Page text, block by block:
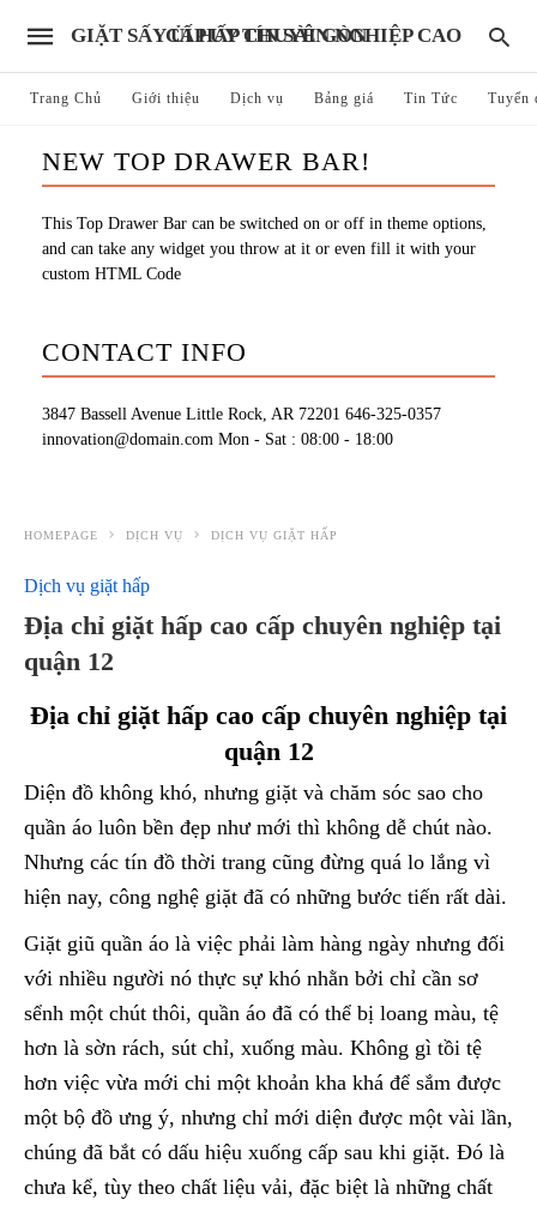
GIẶT SẤY ỦI HẤP CHUYÊN NGHIỆP CAO CẤP UY TÍN SÀI GÒN
Trang Chủ Giới thiệu Dịch vụ Bảng giá Tin Tức Tuyển
NEW TOP DRAWER BAR!
This Top Drawer Bar can be switched on or off in theme options,
and can take any widget you throw at it or even fill it with your
custom HTML Code
CONTACT INFO
3847 Bassell Avenue Little Rock, AR 72201 646-325-0357
innovation@domain.com Mon - Sat : 08:00 - 18:00
HOMEPAGE DỊCH VỤ DỊCH VỤ GIẶT HẤP
Dịch vụ giặt hấp
Địa chỉ giặt hấp cao cấp chuyên nghiệp tại
quận 12
Địa chỉ giặt hấp cao cấp chuyên nghiệp tại
quận 12
Diện đồ không khó, nhưng giặt và chăm sóc sao cho
quần áo luôn bền đẹp như mới thì không dễ chút nào.
Nhưng các tín đồ thời trang cũng đừng quá lo lắng vì
hiện nay, công nghệ giặt đã có những bước tiến rất dài.
Giặt giũ quần áo là việc phải làm hàng ngày nhưng đối
với nhiều người nó thực sự khó nhằn bởi chỉ cần sơ
sểnh một chút thôi, quần áo đã có thể bị loang màu, tệ
hơn là sờn rách, sút chỉ, xuống màu. Không gì tồi tệ
hơn việc vừa mới chi một khoản kha khá để sắm được
một bộ đồ ưng ý, nhưng chỉ mới diện được một vài lần,
chúng đã bắt có dấu hiệu xuống cấp sau khi giặt. Đó là
chưa kể, tùy theo chất liệu vải, đặc biệt là những chất